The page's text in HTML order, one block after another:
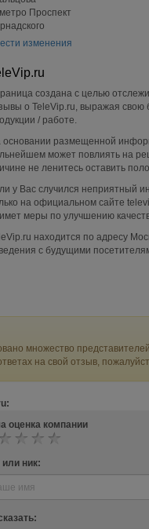
Проспект
изменения
создана с целью
о TeleVip.ru, выражая свою
/ работе.
основании размещенной
может повлиять на
не ленитесь оставить
у Вас случился неприятный
на официальном сайте
меры по улучшению
находится по адресу
с будущими
множество
на свой отзыв,
оценка компании
ник: